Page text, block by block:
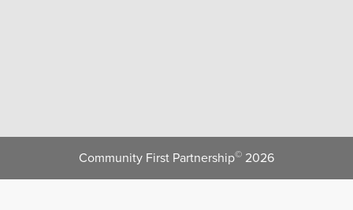
Community First Partnership© 2026